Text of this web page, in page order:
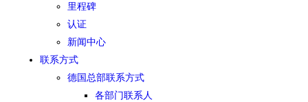
里程碑
认证
新闻中心
联系方式
德国总部联系方式
各部门联系人